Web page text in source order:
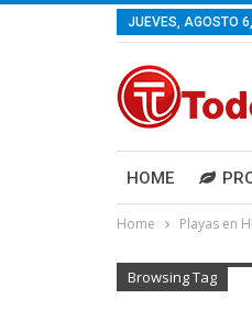
JUEVES, AGOSTO
HOME
Home Playas en
Browsing Tag